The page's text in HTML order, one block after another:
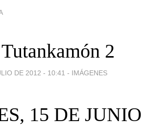
2
DE 2012 - 10:41 - IMÁGENES
15 DE JUNIO